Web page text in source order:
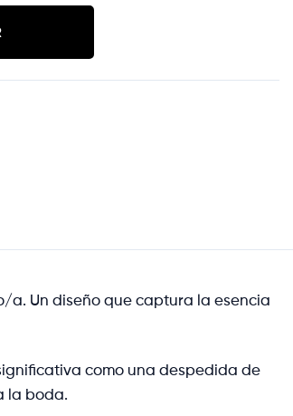
Un diseño que captura la esencia
como una despedida de
la boda.